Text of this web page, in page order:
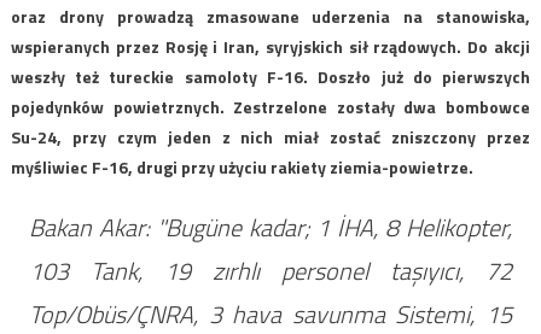
oraz drony prowadzą zmasowane uderzenia na stanowiska,
wspieranych przez Rosję i Iran, syryjskich sił rządowych. Do akcji
weszły też tureckie samoloty F-16. Doszło już do pierwszych
pojedynków powietrznych. Zestrzelone zostały dwa bombowce
Su-24, przy czym jeden z nich miał zostać zniszczony przez
myśliwiec F-16, drugi przy użyciu rakiety ziemia-powietrze.
Bakan Akar: "Bugüne kadar; 1 İHA, 8 Helikopter,
103 Tank, 19 zırhlı personel taşıyıcı, 72
Top/Obüs/ÇNRA, 3 hava savunma Sistemi, 15